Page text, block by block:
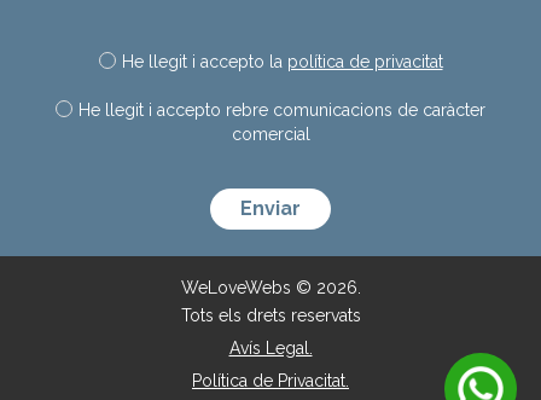
He llegit i accepto la política de privacitat
He llegit i accepto rebre comunicacions de caràcter
comercial
WeLoveWebs © 2026.
Tots els drets reservats
Avís Legal.
Política de Privacitat.